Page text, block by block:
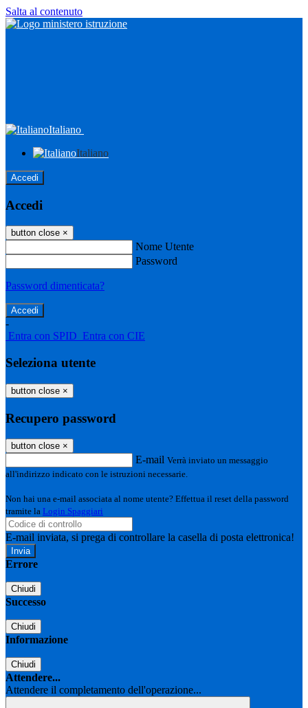
Salta al contenuto
Italiano
Italiano
Accedi
Accedi
button close ×
Nome Utente
Password
Password dimenticata?
-
Entra con SPID Entra con CIE
Seleziona utente
button close ×
Recupero password
button close ×
E-mail Verrà inviato un messaggio
all'indirizzo indicato con le istruzioni necessarie.
Non hai una e-mail associata al nome utente? Effettua il reset della password
tramite la Login Spaggiari
E-mail inviata, si prega di controllare la casella di posta elettronica!
Errore
Chiudi
Successo
Chiudi
Informazione
Chiudi
Attendere...
Attendere il completamento dell'operazione...